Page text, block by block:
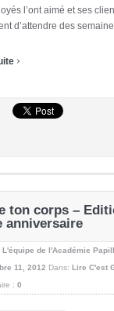
l’ont aimé et ses
d’attendre des
›
ton corps –
anniversaire
L'équipe de l'Académie
11, 2012 Dans: Lire C'est
: 0